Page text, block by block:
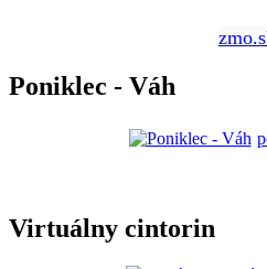
Poniklec - Váh
Virtuálny cintorin